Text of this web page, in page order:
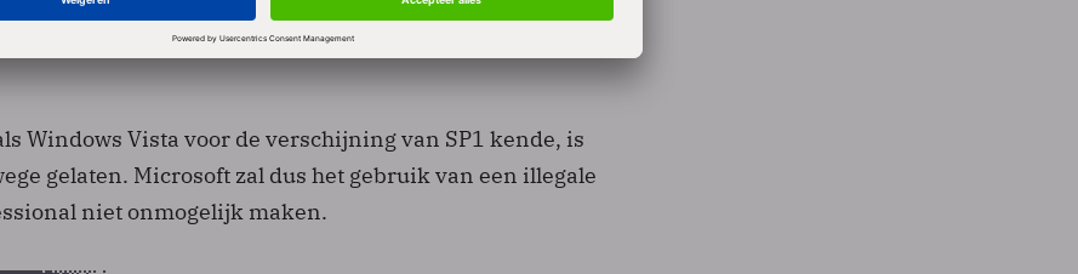
(EULA) voor het verkrijgen van updates in het
Windows Vista voor de verschijning van SP1 kende, is
gelaten. Microsoft zal dus het gebruik van een illegale
niet onmogelijk maken.